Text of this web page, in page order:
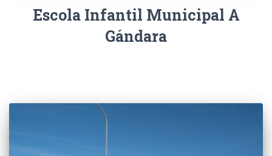
Escola Infantil Municipal A
Gándara